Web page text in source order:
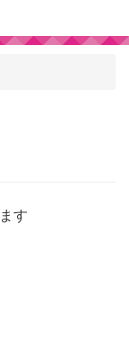
す